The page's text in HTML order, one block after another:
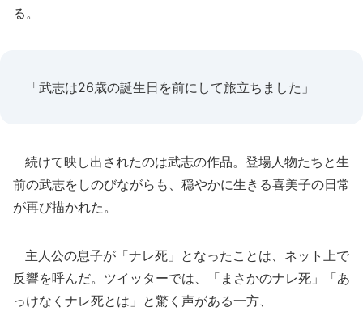
る。
「武志は26歳の誕生日を前にして旅立ちました」
続けて映し出されたのは武志の作品。登場人物たちと生
前の武志をしのびながらも、穏やかに生きる喜美子の日常
が再び描かれた。
主人公の息子が「ナレ死」となったことは、ネット上で
反響を呼んだ。ツイッターでは、「まさかのナレ死」「あ
っけなくナレ死とは」と驚く声がある一方、